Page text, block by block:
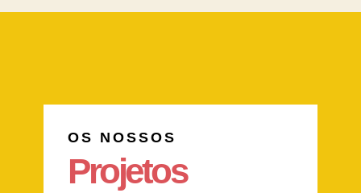
OS NOSSOS
Projetos